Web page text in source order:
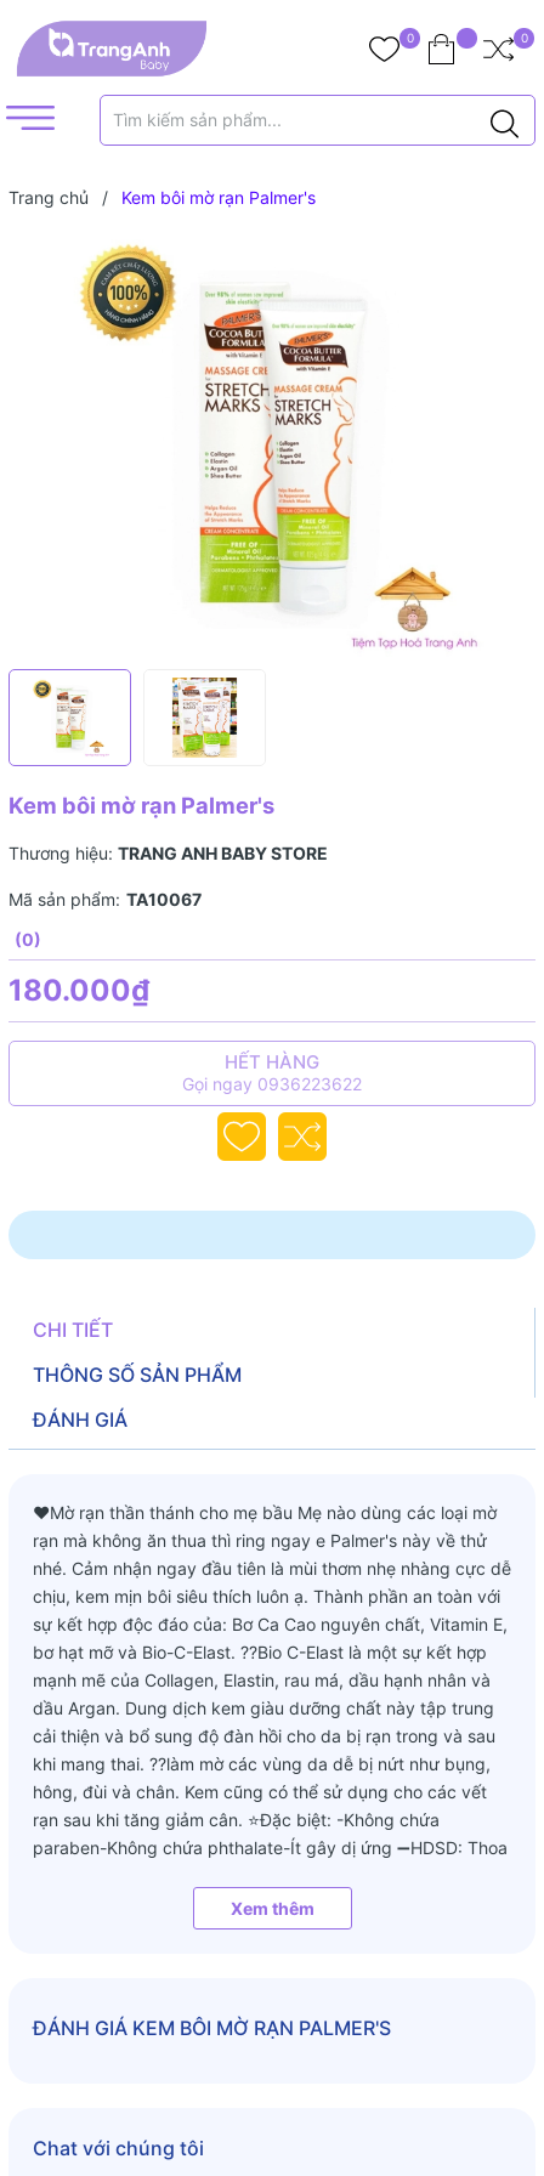
0 0
Trang chủ / Kem bôi mờ rạn Palmer's
Kem bôi mờ rạn Palmer's
Thương hiệu: TRANG ANH BABY STORE
Mã sản phẩm: TA10067
(0)
180.000₫
HẾT HÀNG
Gọi ngay 0936223622
CHI TIẾT
THÔNG SỐ SẢN PHẨM
ĐÁNH GIÁ
❤Mờ rạn thần thánh cho mẹ bầu Mẹ nào dùng các loại mờ
rạn mà không ăn thua thì ring ngay e Palmer's này về thử
nhé. Cảm nhận ngay đầu tiên là mùi thơm nhẹ nhàng cực dễ
chịu, kem mịn bôi siêu thích luôn ạ. Thành phần an toàn với
sự kết hợp độc đáo của: Bơ Ca Cao nguyên chất, Vitamin E,
bơ hạt mỡ và Bio-C-Elast. ??Bio C-Elast là một sự kết hợp
mạnh mẽ của Collagen, Elastin, rau má, dầu hạnh nhân và
dầu Argan. Dung dịch kem giàu dưỡng chất này tập trung
cải thiện và bổ sung độ đàn hồi cho da bị rạn trong và sau
khi mang thai. ??làm mờ các vùng da dễ bị nứt như bụng,
hông, đùi và chân. Kem cũng có thể sử dụng cho các vết
rạn sau khi tăng giảm cân. ⭐️Đặc biệt: -Không chứa
paraben-Không chứa phthalate-Ít gây dị ứng ➖HDSD: Thoa
Xem thêm
ĐÁNH GIÁ KEM BÔI MỜ RẠN PALMER'S
Chat với chúng tôi